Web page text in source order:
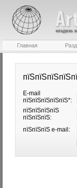
Главная
E-mail
пїЅпїЅпїЅпїЅпїЅ*:
пїЅпїЅпїЅпїЅ
пїЅпїЅпїЅ:
пїЅпїЅпїЅ e-mail: